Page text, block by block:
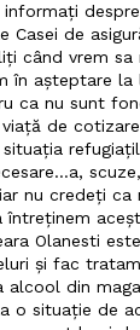
Casei de
când vrem
în așteptare
ca nu sunt
de
nu credeți
întreținem
Olanesti
și fac
alcool din
o situație de